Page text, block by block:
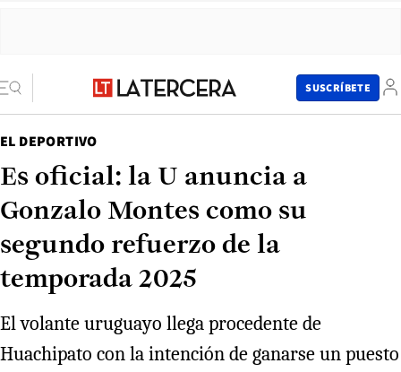
SUSCRÍBETE
EL DEPORTIVO
Es oficial: la U anuncia a
Gonzalo Montes como su
segundo refuerzo de la
temporada 2025
El volante uruguayo llega procedente de
Huachipato con la intención de ganarse un puesto